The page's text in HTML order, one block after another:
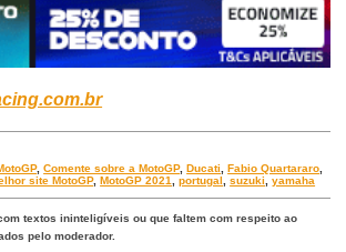
,Comente sobre a MotoGP,Ducati ,Fabio Quartararo
site MotoGP,MotoGP 2021 ,portugal ,suzuki ,yamaha
textos ininteligíveis ou que faltem com respeito ao
pelo moderador.